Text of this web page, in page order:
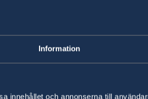
Information
innehållet och annonserna till